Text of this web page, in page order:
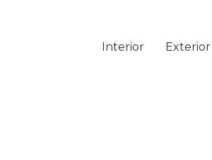
Interior Exterior